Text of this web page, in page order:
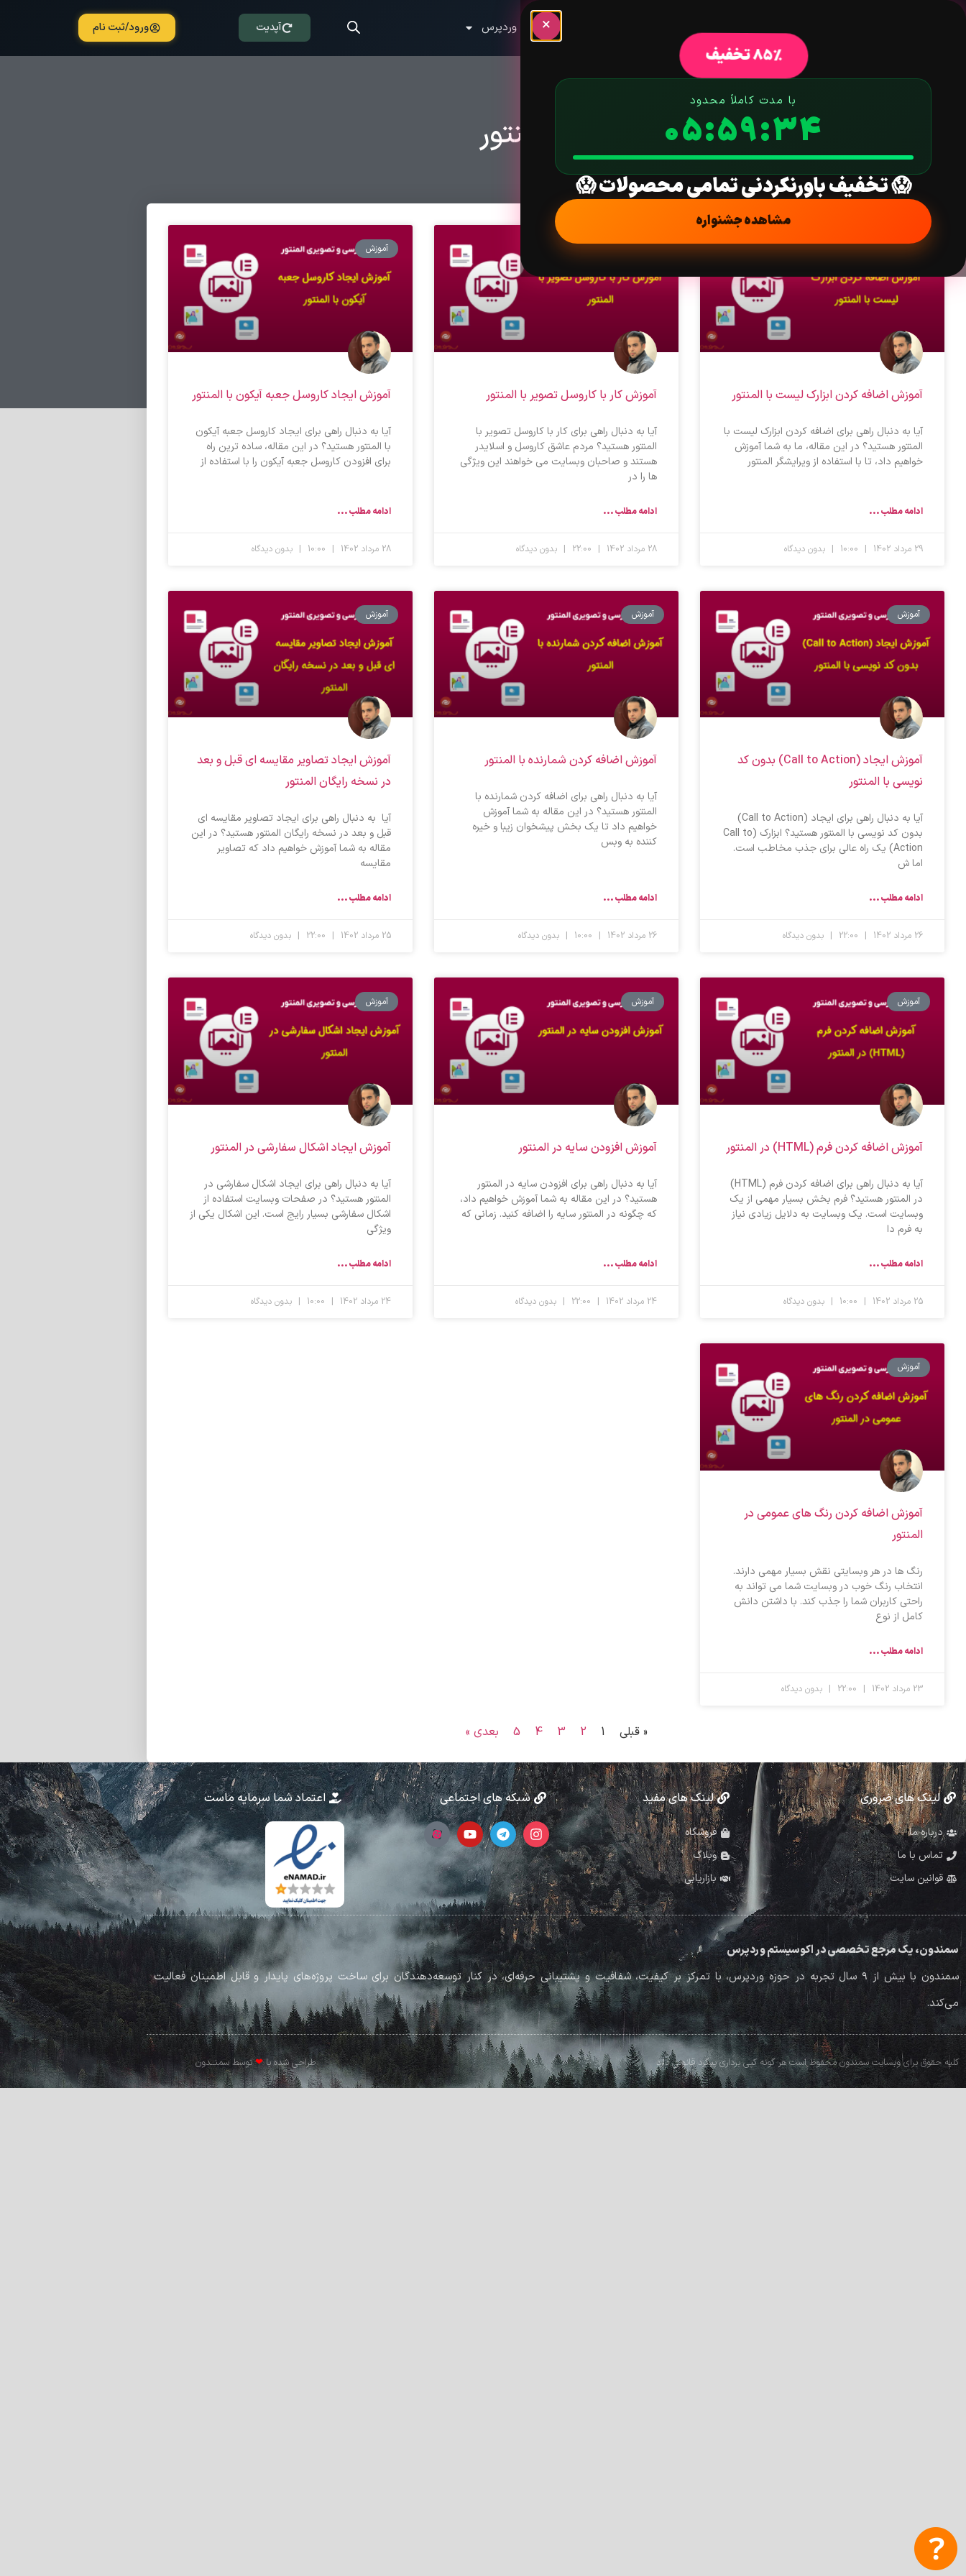
×
85% تخفیف
با مدت کاملاً محدود
05:59:33
😱 تخفیف باورنکردنی تمامی محصولات 😱
مشاهده جشنواره
آموزش وردپرس آپدیت ورود/ثبت نام
دسته: المنتور
آموزش
آموزش اضافه کردن ابزارک لیست با المنتور
آیا به دنبال راهی برای اضافه کردن ابزارک لیست با
المنتور هستید؟ در این مقاله، ما به شما آموزش
خواهیم داد، تا با استفاده از ویرایشگر المنتور
ادامه مطلب ...
29 مرداد 1402 بدون دیدگاه
آموزش
آموزش کار با کاروسل تصویر با المنتور
آیا به دنبال راهی برای کار با کاروسل تصویر با
المنتور هستید؟ مردم عاشق کاروسل و اسلایدر
هستند و صاحبان وبسایت می خواهند این ویژگی
ها را در
ادامه مطلب ...
28 مرداد 1402 بدون دیدگاه
آموزش
آموزش ایجاد کاروسل جعبه آیکون با المنتور
آیا به دنبال راهی برای ایجاد کاروسل جعبه آیکون
با المنتور هستید؟ در این مقاله، ساده ترین راه
برای افزودن کاروسل جعبه آیکون را با استفاده از
ادامه مطلب ...
28 مرداد 1402 بدون دیدگاه
آموزش
آموزش ایجاد (Call to Action) بدون کد
نویسی با المنتور
آیا به دنبال راهی برای ایجاد (Call to Action)
بدون کد نویسی با المنتور هستید؟ ابزارک (Call to
Action) یک راه عالی برای جذب مخاطب است.
اما ش
ادامه مطلب ...
26 مرداد 1402 بدون دیدگاه
آموزش
آموزش اضافه کردن شمارنده با المنتور
آیا به دنبال راهی برای اضافه کردن شمارنده با
المنتور هستید؟ در این مقاله به شما آموزش
خواهیم داد تا یک بخش پیشخوان زیبا و خیره
کننده به وبس
ادامه مطلب ...
26 مرداد 1402 بدون دیدگاه
آموزش
آموزش ایجاد تصاویر مقایسه ای قبل و بعد
در نسخه رایگان المنتور
آیا به دنبال راهی برای ایجاد تصاویر مقایسه ای
قبل و بعد در نسخه رایگان المنتور هستید؟ در این
مقاله به شما آموزش خواهیم داد که تصاویر
مقایسه
ادامه مطلب ...
25 مرداد 1402 بدون دیدگاه
آموزش
آموزش اضافه کردن فرم (HTML) در المنتور
آیا به دنبال راهی برای اضافه کردن فرم (HTML)
در المنتور هستید؟ فرم بخش بسیار مهمی از یک
وبسایت است. یک وبسایت به دلایل زیادی نیاز
به فرم دا
ادامه مطلب ...
25 مرداد 1402 بدون دیدگاه
آموزش
آموزش افزودن سایه در المنتور
آیا به دنبال راهی برای افزودن سایه در المنتور
هستید؟ در این مقاله به شما آموزش خواهیم داد،
که چگونه در المنتور سایه را اضافه کنید. زمانی که
ادامه مطلب ...
24 مرداد 1402 بدون دیدگاه
آموزش
آموزش ایجاد اشکال سفارشی در المنتور
آیا به دنبال راهی برای ایجاد اشکال سفارشی در
المنتور هستید؟ در صفحات وبسایت استفاده از
اشکال سفارشی بسیار رایج است. این اشکال یکی از
ویژگی
ادامه مطلب ...
24 مرداد 1402 بدون دیدگاه
آموزش
آموزش اضافه کردن رنگ های عمومی در
المنتور
رنگ ها در هر وبسایتی نقش بسیار مهمی دارند.
انتخاب رنگ خوب در وبسایت شما می تواند به
راحتی کاربران شما را جذب کند. با داشتن دانش
کامل از نوع
ادامه مطلب ...
23 مرداد 1402 بدون دیدگاه
« قبلی 1
2
3
4
5 بعدی »
لینک های ضروری
درباره ما
تماس با ما
قوانین سایت
لینک های مفید
فروشگاه
وبلاگ
بازاریابی
شبکه های اجتماعی اعتماد شما سرمایه ماست
سمندون، یک مرجع تخصصی در اکوسیستم وردپرس
سمندون با بیش از ۹ سال تجربه در حوزه وردپرس، با تمرکز بر کیفیت، شفافیت و پشتیبانی حرفه‌ای، در کنار توسعه‌دهندگان برای ساخت پروژه‌های پایدار و قابل اطمینان فعالیت
می‌کند.
کلیه حقوق برای وبسایت سمندون محفوظ است هر گونه کپی برداری پیگرد قانونی دارد طراحی شده با❤توسط سمنــدون​​